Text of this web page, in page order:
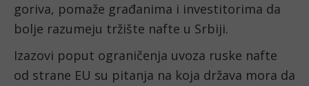
goriva, pomaže građanima i investitorima da
bolje razumeju tržište nafte u Srbiji.
Izazovi poput ograničenja uvoza ruske nafte
od strane EU su pitanja na koja država mora da